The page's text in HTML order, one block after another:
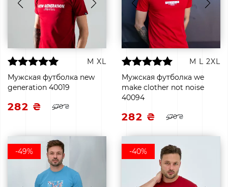
M XL
Мужская футболка new
generation 40019
282 ₴ 470 ₴
M L 2XL
Мужская футболка we
make clother not noise
40094
282 ₴ 470 ₴
-49% -40%